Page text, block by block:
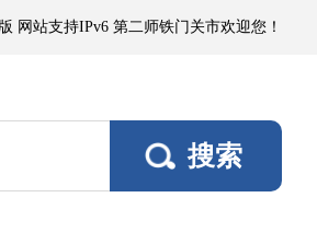
阵雨；各垦区阵风4～5级，南部垦区风
网站支持IPv6 第二师铁门关市欢迎您！